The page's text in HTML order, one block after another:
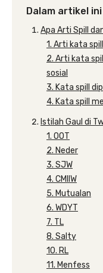
Dalam artikel ini
Apa Arti Spill
1. Arti kata
2. Arti kata
sosial
3. Kata spill
4. Kata spill
Istilah Gaul di
1. OOT
2. Neder
3. SJW
4. CMIIW
5. Mutualan
6. WDYT
7. TL
8. Salty
10. RL
11. Menfess